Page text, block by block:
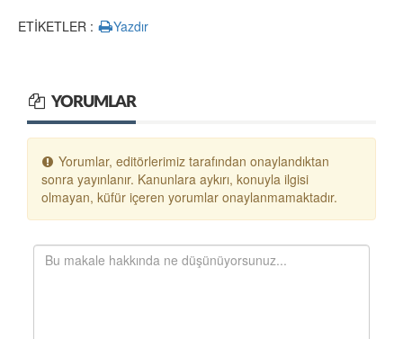
ETİKETLER :
Yazdır
YORUMLAR
Yorumlar, editörlerimiz tarafından onaylandıktan
sonra yayınlanır. Kanunlara aykırı, konuyla ilgisi
olmayan, küfür içeren yorumlar onaylanmamaktadır.